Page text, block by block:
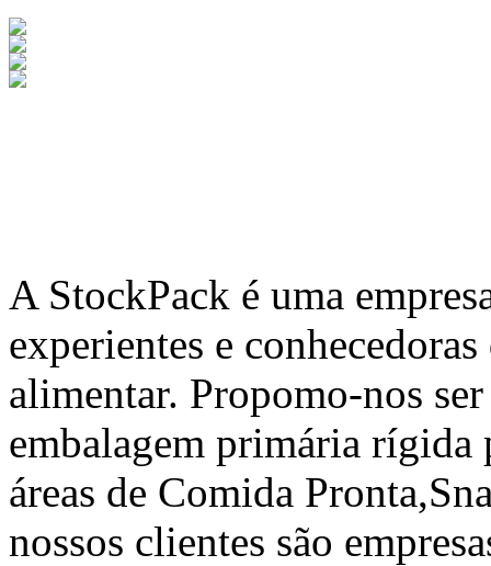
A StockPack é uma
experientes e
alimentar. Propomo-nos
embalagem primária rígida
áreas de Comida
nossos clientes são